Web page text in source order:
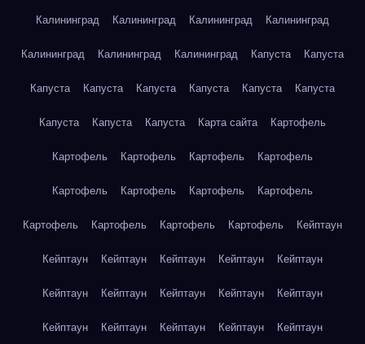
Калининград Калининград Калининград Калининград
Калининград Калининград Калининград Капуста Капуста
Капуста Капуста Капуста Капуста Капуста Капуста
Капуста Капуста Капуста Карта сайта Картофель
Картофель Картофель Картофель Картофель
Картофель Картофель Картофель Картофель
Картофель Картофель Картофель Картофель Кейптаун
Кейптаун Кейптаун Кейптаун Кейптаун Кейптаун
Кейптаун Кейптаун Кейптаун Кейптаун Кейптаун
Кейптаун Кейптаун Кейптаун Кейптаун Кейптаун